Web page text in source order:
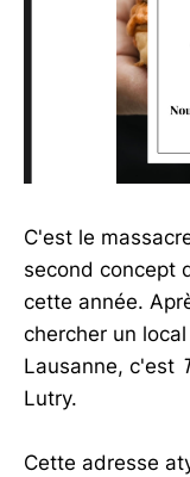
C'est le
second concept
cette année.
chercher un
Lausanne, c'est
Lutry.
Cette adresse